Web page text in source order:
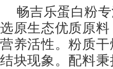
畅吉乐蛋白粉
选原生态优质原
营养活性。粉质
结块现象。配料